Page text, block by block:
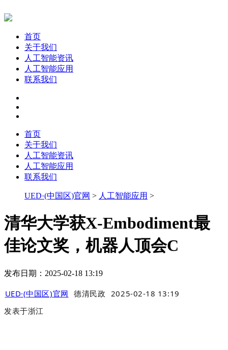
首页
关于我们
人工智能资讯
人工智能应用
联系我们
首页
关于我们
人工智能资讯
人工智能应用
联系我们
UED·(中国区)官网 > 人工智能应用 >
清华大学获X-Embodiment最
佳论文奖，机器人顶会C
发布日期：2025-02-18 13:19
UED·(中国区)官网 德清民政 2025-02-18 13:19
发表于浙江